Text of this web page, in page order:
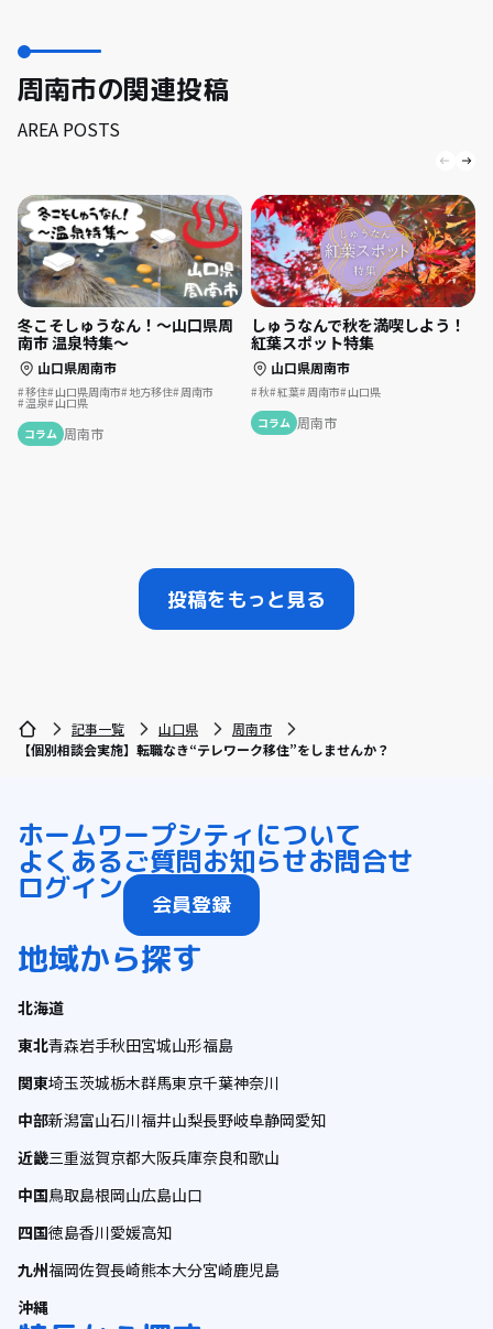
周南市の関連投稿
AREA POSTS
冬こそしゅうなん！～山口県周
南市 温泉特集～
山口県周南市
移住 山口県周南市 地方移住 周南市
温泉 山口県
コラム 周南市
しゅうなんで秋を満喫しよう！
紅葉スポット特集
山口県周南市
秋 紅葉 周南市 山口県
コラム 周南市
投稿をもっと見る
記事一覧 山口県
周南市
【個別相談会実施】転職なき“テレワーク移住”をしませんか？
ホームワープシティについて
よくあるご質問お知らせお問合せ
ログイン 会員登録
地域から探す
北海道
東北青森岩手秋田宮城山形福島
関東埼玉茨城栃木群馬東京千葉神奈川
中部新潟富山石川福井山梨長野岐阜静岡愛知
近畿三重滋賀京都大阪兵庫奈良和歌山
中国鳥取島根岡山広島山口
四国徳島香川愛媛高知
九州福岡佐賀長崎熊本大分宮崎鹿児島
沖縄